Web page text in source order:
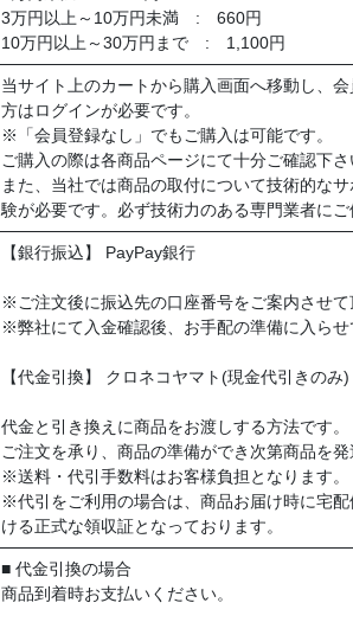
3万円以上～10万円未満 : 660円
10万円以上～30万円まで : 1,100円
当サイト上のカートから購入画面へ移動し、
方はログインが必要です。
※「会員登録なし」でもご購入は可能です。
ご購入の際は各商品ページにて十分ご確認下さ
また、当社では商品の取付について技術的な
験が必要です。必ず技術力のある専門業者に
【銀行振込】 PayPay銀行
※ご注文後に振込先の口座番号をご案内させて
※弊社にて入金確認後、お手配の準備に入らせ
【代金引換】 クロネコヤマト(現金代引きのみ)
代金と引き換えに商品をお渡しする方法です。
ご注文を承り、商品の準備ができ次第商品を発
※送料・代引手数料はお客様負担となります。
※代引をご利用の場合は、商品お届け時に宅
ける正式な領収証となっております。
■ 代金引換の場合
商品到着時お支払いください。